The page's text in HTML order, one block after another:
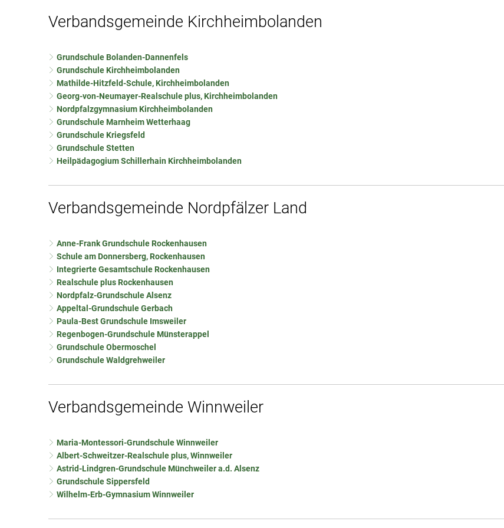
Verbandsgemeinde Kirchheimbolanden
Grundschule Bolanden-Dannenfels
Grundschule Kirchheimbolanden
Mathilde-Hitzfeld-Schule, Kirchheimbolanden
Georg-von-Neumayer-Realschule plus, Kirchheimbolanden
Nordpfalzgymnasium Kirchheimbolanden
Grundschule Marnheim Wetterhaag
Grundschule Kriegsfeld
Grundschule Stetten
Heilpädagogium Schillerhain Kirchheimbolanden
Verbandsgemeinde Nordpfälzer Land
Anne-Frank Grundschule Rockenhausen
Schule am Donnersberg, Rockenhausen
Integrierte Gesamtschule Rockenhausen
Realschule plus Rockenhausen
Nordpfalz-Grundschule Alsenz
Appeltal-Grundschule Gerbach
Paula-Best Grundschule Imsweiler
Regenbogen-Grundschule Münsterappel
Grundschule Obermoschel
Grundschule Waldgrehweiler
Verbandsgemeinde Winnweiler
Maria-Montessori-Grundschule Winnweiler
Albert-Schweitzer-Realschule plus, Winnweiler
Astrid-Lindgren-Grundschule Münchweiler a.d. Alsenz
Grundschule Sippersfeld
Wilhelm-Erb-Gymnasium Winnweiler